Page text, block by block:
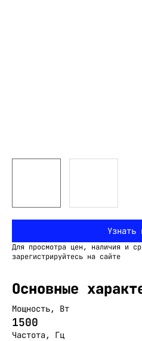
Узнать
Для просмотра цен, наличия и
зарегистрируйтесь на сайте
Основные
Мощность, Вт
1500
Частота, Гц